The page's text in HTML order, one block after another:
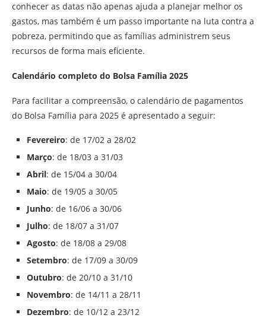
conhecer as datas não apenas ajuda a planejar melhor os
gastos, mas também é um passo importante na luta contra a
pobreza, permitindo que as famílias administrem seus
recursos de forma mais eficiente.
Calendário completo do Bolsa Família 2025
Para facilitar a compreensão, o calendário de pagamentos
do Bolsa Família para 2025 é apresentado a seguir:
Fevereiro: de 17/02 a 28/02
Março: de 18/03 a 31/03
Abril: de 15/04 a 30/04
Maio: de 19/05 a 30/05
Junho: de 16/06 a 30/06
Julho: de 18/07 a 31/07
Agosto: de 18/08 a 29/08
Setembro: de 17/09 a 30/09
Outubro: de 20/10 a 31/10
Novembro: de 14/11 a 28/11
Dezembro: de 10/12 a 23/12